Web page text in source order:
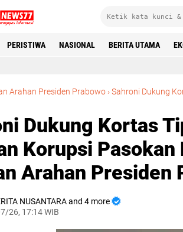
PERISTIWA NASIONAL BERITA UTAMA
Arahan Presiden Prabowo ›‎Sahroni Dukung
Dukung Kortas
Korupsi Pasokan
Arahan Presiden
NUSANTARA and 4 more
26, 17:14 WIB